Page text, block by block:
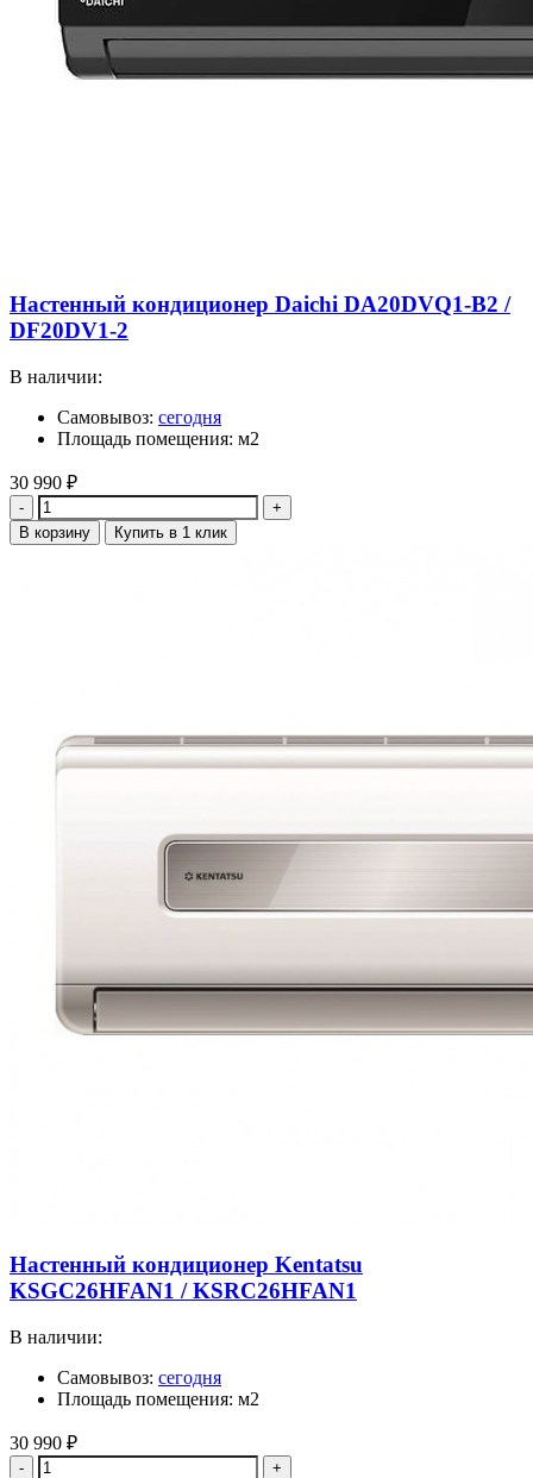
Настенный кондиционер Daichi DA20DVQ1-B2 /
DF20DV1-2
В наличии:
Самовывоз: сегодня
Площадь помещения: м2
30 990 ₽
Количество
В корзину Купить в 1 клик
Настенный кондиционер Kentatsu
KSGC26HFAN1 / KSRC26HFAN1
В наличии:
Самовывоз: сегодня
Площадь помещения: м2
30 990 ₽
Количество